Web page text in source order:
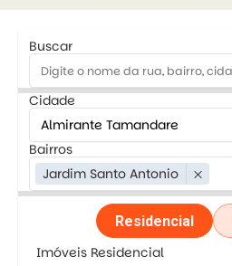
Buscar
Cidade
Bairros
Jardim Santo Antonio
close
Residencial
Imóveis Residencial